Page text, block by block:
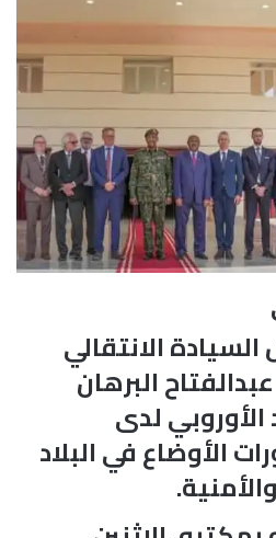
الانتقالي
البرهان
الأوروبي لدى
الأوضاع في البلاد